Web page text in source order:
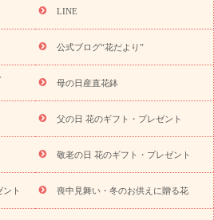
「きょう誕生日なんです」キャンペーン
花特集 当日配達特急便
お祝い商品
新築・引っ越し祝い
出産祝い 退院祝い・快気祝い
還暦
ペットのお祝いフラワー
品一覧 お供え・お悔やみの花
通夜・葬儀に贈る花
お供え お花とセッ
お祝い返し お見舞い
お取り
イルから探す
アレンジメント
LINE
公式ブログ“花だより”
母の日産直花鉢
父の日 花のギフト・プレゼント
敬老の日 花のギフト・プレゼント
ト 喪中見舞い・冬のお供えに贈る花